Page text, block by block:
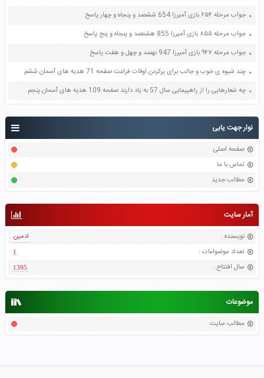
نوار جهت یابی
صفحه اصلی
تماس با ما
مطالب جدید
آمار سایت
نویسنده :
ادمین
تعداد موضواعات :
1
سال افتتاح :
1395
موضوعات
مطالب سایت
جواب مرحله ۶۵۴ بازی آمیرزا 654 ششصد و پنجاه و چهار پاسخ
جواب مرحله ۸۵۵ بازی آمیرزا 855 هشتصد و پنجاه و پنج پاسخ
جواب مرحله ۹۴۷ بازی آمیرزا 947 نهصد و چهل و هفت پاسخ
چند شیوه ی خوب و جالب برای پرکردن اوقات فراغت صفحه 71 هدیه های آسمان ششم
چه شعارهایی را از راهپیمایی سال 57 به یاد دارند صفحه 109 هدیه های آسمان پنجم